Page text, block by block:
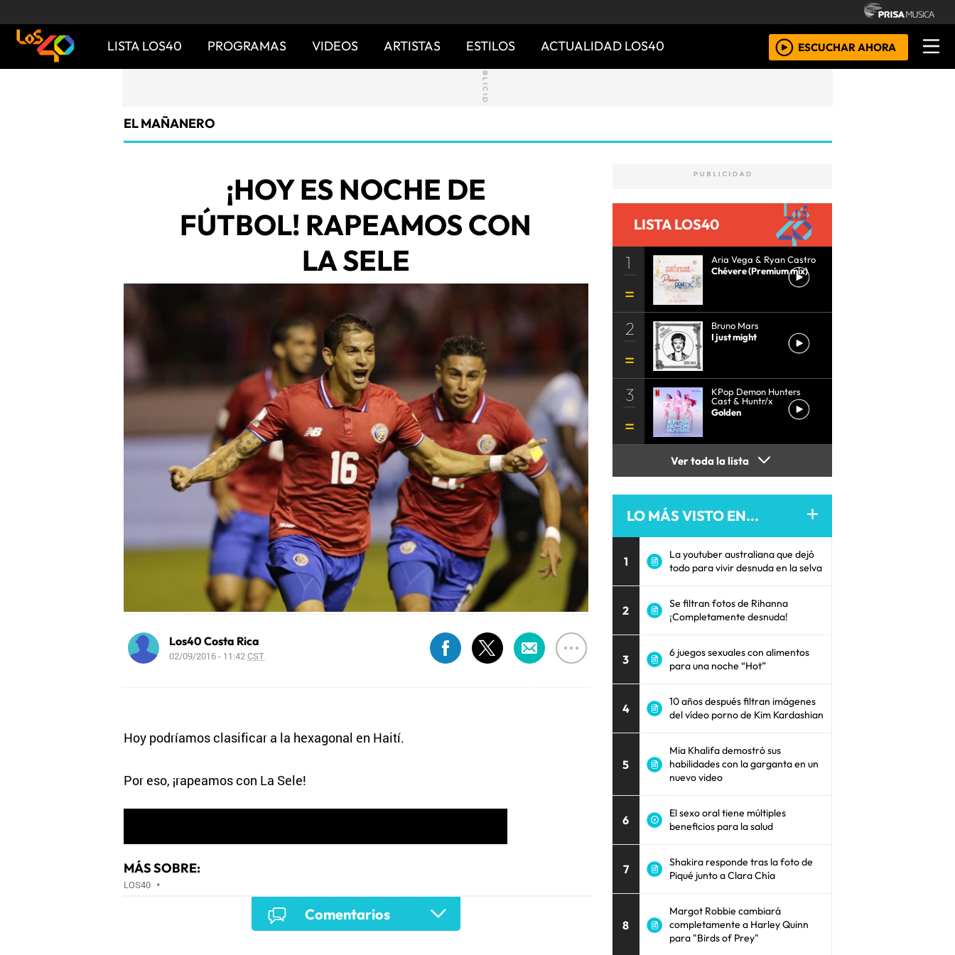
LISTA LOS40 PROGRAMAS VIDEOS ARTISTAS ESTILOS ACTUALIDAD LOS40 ESCUCHAR AHORA
EL MAÑANERO
¡HOY ES NOCHE DE
FÚTBOL! RAPEAMOS CON
LA SELE
Los40 Costa Rica
02/09/2016 - 11:42CST
Hoy podríamos clasificar a la hexagonal en Haití.
Por eso, ¡rapeamos con La Sele!
MÁS SOBRE:
LOS40•
Comentarios
LISTA LOS40
1
Aria Vega & Ryan Castro
Chévere (Premium mix)
2
Bruno Mars
I just might
3
KPop Demon Hunters
Cast & Huntr/x
Golden
Ver toda la lista
LO MÁS VISTO EN...
1
La youtuber australiana que dejó
todo para vivir desnuda en la selva
2
Se filtran fotos de Rihanna
¡Completamente desnuda!
3
6 juegos sexuales con alimentos
para una noche “Hot”
4
10 años después filtran imágenes
del vídeo porno de Kim Kardashian
5
Mia Khalifa demostró sus
habilidades con la garganta en un
nuevo video
6
El sexo oral tiene múltiples
beneficios para la salud
7
Shakira responde tras la foto de
Piqué junto a Clara Chía
8
Margot Robbie cambiará
completamente a Harley Quinn
para "Birds of Prey"